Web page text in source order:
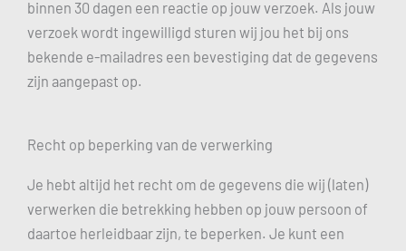
binnen 30 dagen een reactie op jouw verzoek. Als jouw
verzoek wordt ingewilligd sturen wij jou het bij ons
bekende e-mailadres een bevestiging dat de gegevens
zijn aangepast op.
Recht op beperking van de verwerking
Je hebt altijd het recht om de gegevens die wij (laten)
verwerken die betrekking hebben op jouw persoon of
daartoe herleidbaar zijn, te beperken. Je kunt een